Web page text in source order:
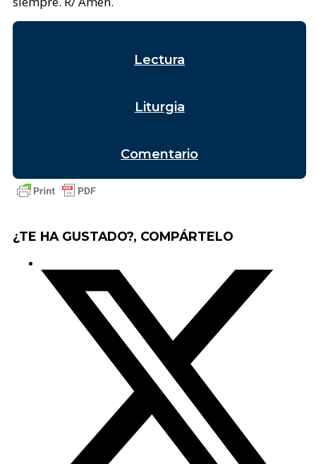
Lectura
Liturgia
Comentario
¿TE HA GUSTADO?, COMPÁRTELO